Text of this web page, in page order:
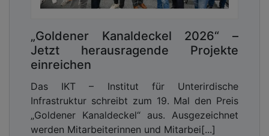
„Goldener Kanaldeckel 2026“ –
Jetzt herausragende Projekte
einreichen
Das IKT – Institut für Unterirdische
Infrastruktur schreibt zum 19. Mal den Preis
„Goldener Kanaldeckel“ aus. Ausgezeichnet
werden Mitarbeiterinnen und Mitarbei[...]